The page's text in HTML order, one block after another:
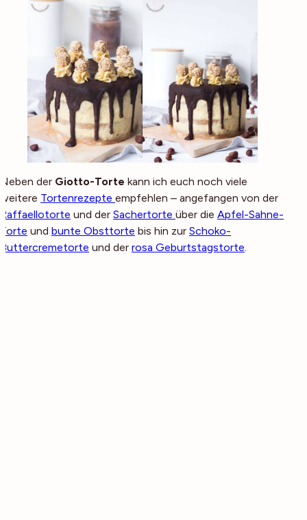
Neben der Giotto-Torte kann ich euch noch viele
weitere Tortenrezepte empfehlen – angefangen von der
Raffaellotorte und der Sachertorte über die Apfel-Sahne-
Torte und bunte Obsttorte bis hin zur Schoko-
Buttercremetorte und der rosa Geburtstagstorte.